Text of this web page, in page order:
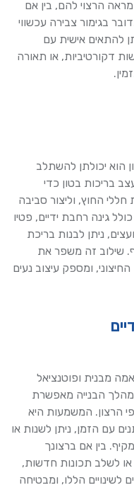
הרצוי להם, בין אם
בגימור צבירה עכשווי
להתאים אישית עם
דקורטיביות, או תאורה
הוא יכולתן להשתלב
בריכות בטון כדי
החוץ, וליצור סביבה
גינה רחבת ידיים, פטיו
ניתן לבנות בריכת
שילוב זה משפר את
ומספק עיצוב נעים
מבנית ופוטנציאל
הבנייה מאפשרת
הרצון. המשמעות היא
עם הזמן, ניתן לשנות או
בין אם ברצונך
לשלב תכונות חדשות,
הללו, ומבטיחה